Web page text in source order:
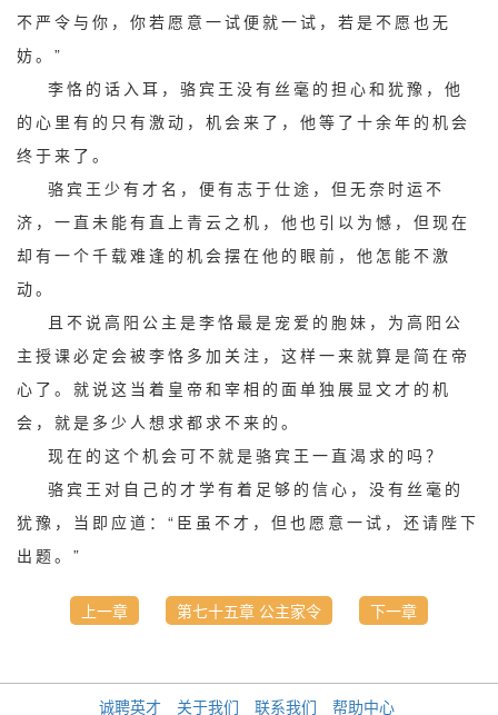
不严令与你，你若愿意一试便就一试，若是不愿也无
妨。”
李恪的话入耳，骆宾王没有丝毫的担心和犹豫，他
的心里有的只有激动，机会来了，他等了十余年的机会
终于来了。
骆宾王少有才名，便有志于仕途，但无奈时运不
济，一直未能有直上青云之机，他也引以为憾，但现在
却有一个千载难逢的机会摆在他的眼前，他怎能不激
动。
且不说高阳公主是李恪最是宠爱的胞妹，为高阳公
主授课必定会被李恪多加关注，这样一来就算是简在帝
心了。就说这当着皇帝和宰相的面单独展显文才的机
会，就是多少人想求都求不来的。
现在的这个机会可不就是骆宾王一直渴求的吗？
骆宾王对自己的才学有着足够的信心，没有丝毫的
犹豫，当即应道：“臣虽不才，但也愿意一试，还请陛下
出题。”
上一章 第七十五章 公主家令 下一章
诚聘英才 关于我们 联系我们 帮助中心